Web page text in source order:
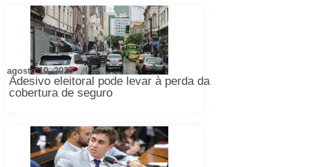
Adesivo eleitoral pode levar à perda da
cobertura de seguro
agosto 10, 2026